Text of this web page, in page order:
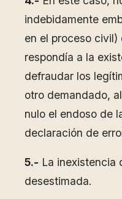
indebidamente
en el proceso
respondía a la
defraudar los
otro demandado,
nulo el endoso de
declaración de
5.- La inexistencia
desestimada.